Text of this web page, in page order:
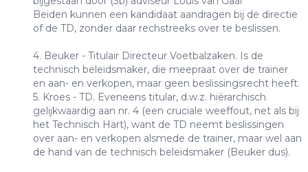
Beiden kunnen een kandidaat aandragen bij de directie
of de TD, zonder daar rechstreeks over te beslissen.
4. Beuker - Titulair Directeur Voetbalzaken. Is de
technisch beleidsmaker, die meepraat over de trainer
en aan- en verkopen, maar geen beslissingsrecht heeft.
5. Kroes - TD. Eveneens titular, d.w.z. hiërarchisch
gelijkwaardig aan nr. 4 (een cruciale weeffout, net als bij
het Technisch Hart), want de TD neemt beslissingen
over aan- en verkopen alsmede de trainer, maar wel aan
de hand van de technisch beleidsmaker (Beuker dus).